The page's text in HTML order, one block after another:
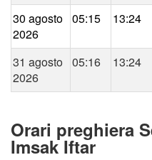
30 agosto
2026
05:15 13:24
31 agosto
2026
05:16 13:24
Orari preghiera
Imsak Iftar